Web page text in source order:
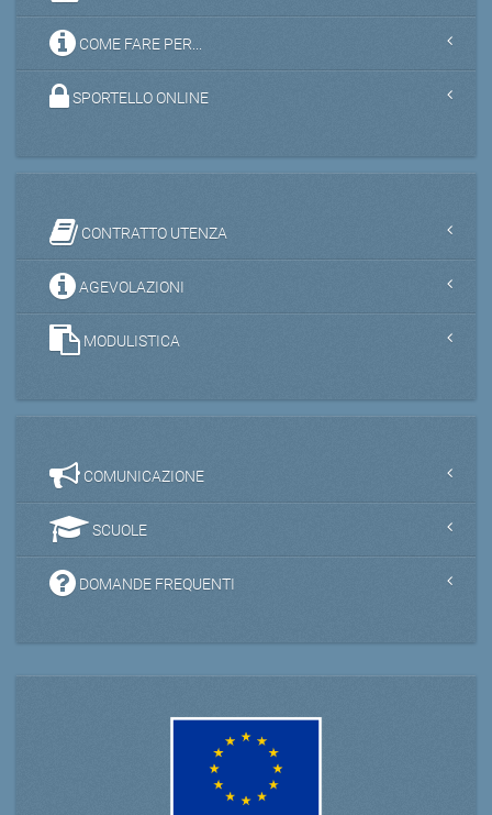
COME FARE PER...
SPORTELLO ONLINE
CONTRATTO UTENZA
AGEVOLAZIONI
MODULISTICA
COMUNICAZIONE
SCUOLE
DOMANDE FREQUENTI